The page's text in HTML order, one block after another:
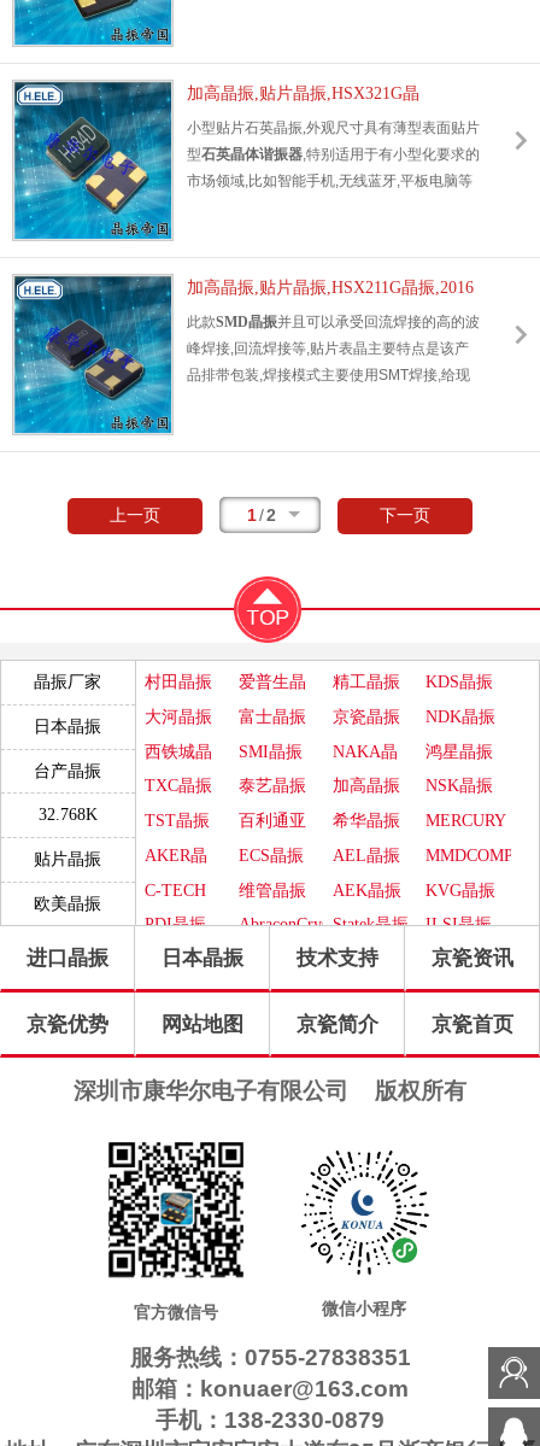
的产品.
加高晶振,贴片晶振,HSX321G晶
振,X3GO27000BA1H-HU晶振
小型贴片石英晶振,外观尺寸具有薄型表面贴片
型石英晶体谐振器,特别适用于有小型化要求的
市场领域,比如智能手机,无线蓝牙,平板电脑等
加高晶振,贴片晶振,HSX211G晶振,2016
陶瓷面SMD晶振
此款SMD晶振并且可以承受回流焊接的高的波
峰焊接,回流焊接等,贴片表晶主要特点是该产
品排带包装,焊接模式主要使用SMT焊接,给现
上一页 1/2 下一页
晶振厂家
日本晶振
台产晶振
32.768K
贴片晶振
欧美晶振
村田晶振
爱普生晶
振
精工晶振
KDS晶振
大河晶振
富士晶振 京瓷晶振
NDK晶振
西铁城晶
振
SMI晶振
NAKA晶
振
鸿星晶振
TXC晶振
泰艺晶振 加高晶振
NSK晶振
TST晶振
百利通亚
陶晶振
希华晶振
MERCURY
晶振
AKER晶
振
ECS晶振 AEL晶振
MMDCOMP
晶振
C-TECH
晶振
维管晶振 AEK晶振
KVG晶振
PDI晶振
AbraconCrystalStatek晶振
ILSI晶振
WI2WI晶
振
ITTI晶振 Jauch晶振
Pletronics
晶振
GEYER晶
Transko晶
振
高利奇晶
振
IDT晶振
Frequency
晶振
SUNTSU
晶振
Oscilent晶
振
康纳温菲
尔德晶振
SiTimeCrystalFOX晶振
QuarzteChnik
晶振
Rubyquartz
晶振
瑞康晶振
格林雷晶
Euroquartz
QuartzCom
振
QANTEK
晶振
MTI-
Milliren晶
振
CTS晶振
Cardinal晶
振
MtronPTI
晶振
ACT晶振
NJR晶振
Skyworks
晶振
Renesas瑞
萨晶振
进口晶振 日本晶振 技术支持 京瓷资讯
京瓷优势 网站地图 京瓷简介 京瓷首页
深圳市康华尔电子有限公司 版权所有
官方微信号 微信小程序
服务热线：0755-27838351
邮箱：konuaer@163.com
手机：138-2330-0879